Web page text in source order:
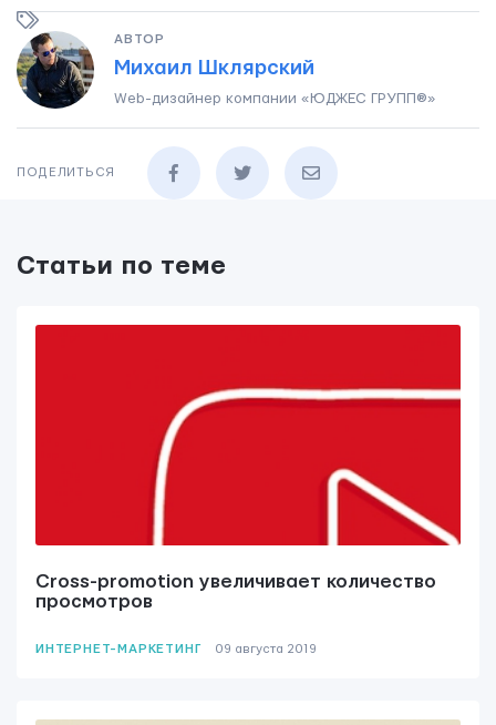
АВТОР
Михаил Шклярский
Web-дизайнер компании «ЮДЖЕС ГРУПП®»
ПОДЕЛИТЬСЯ
Статьи по теме
Cross-promotion увеличивает количество
просмотров
ИНТЕРНЕТ-МАРКЕТИНГ 09 августа 2019